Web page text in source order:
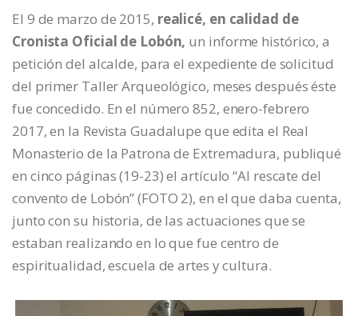
El 9 de marzo de 2015, realicé, en calidad de
Cronista Oficial de Lobón, un informe histórico, a
petición del alcalde, para el expediente de solicitud
del primer Taller Arqueológico, meses después éste
fue concedido. En el número 852, enero-febrero
2017, en la Revista Guadalupe que edita el Real
Monasterio de la Patrona de Extremadura, publiqué
en cinco páginas (19-23) el artículo “Al rescate del
convento de Lobón” (FOTO 2), en el que daba cuenta,
junto con su historia, de las actuaciones que se
estaban realizando en lo que fue centro de
espiritualidad, escuela de artes y cultura.